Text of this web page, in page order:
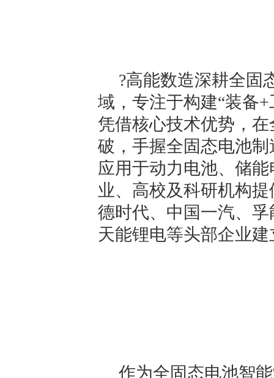
?高能数造深耕全固
域，专注于构建“装备
凭借核心技术优势，
破，手握全固态电池
应用于动力电池、储
业、高校及科研机构
德时代、中国一汽、
天能锂电等头部企业
作为全固态电池智